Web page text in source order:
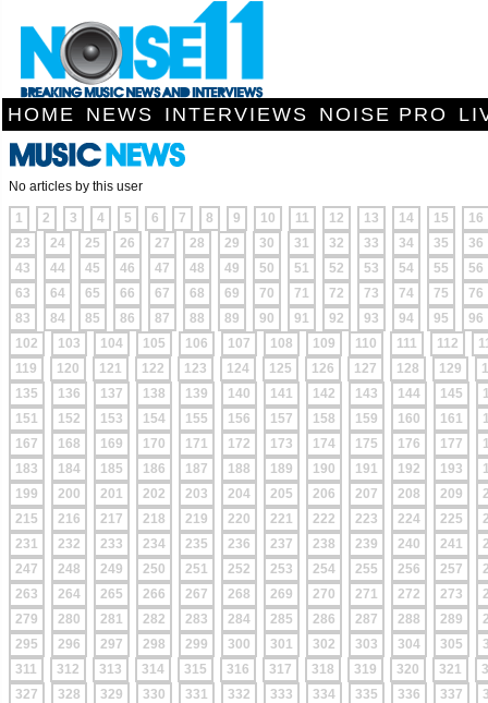
HOME NEWS INTERVIEWS NOISE PRO
No articles by this user
1 2 3 4 5 6 7 8 9 10 11 12 13 14 15
16
23
24 25 26 27 28 29 30 31 32 33 34 35
36
43
44 45 46 47 48 49 50 51 52 53 54 55
56
63
64 65 66 67 68 69 70 71 72 73 74 75
76
83
84 85 86 87 88 89 90 91 92 93 94 95
96
102
103 104 105 106 107 108 109 110 111 112
119
120 121 122 123 124 125 126 127 128 129
135
136 137 138 139 140 141 142 143 144 145
151
152 153 154 155 156 157 158 159 160 161
167
168 169 170 171 172 173 174 175 176 177
183
184 185 186 187 188 189 190 191 192 193
199
200 201 202 203 204 205 206 207 208 209
215
216 217 218 219 220 221 222 223 224 225
231
232 233 234 235 236 237 238 239 240 241
247
248 249 250 251 252 253 254 255 256 257
263
264 265 266 267 268 269 270 271 272 273
279
280 281 282 283 284 285 286 287 288 289
295
296 297 298 299 300 301 302 303 304 305
311
312 313 314 315 316 317 318 319 320 321
327
328 329 330 331 332 333 334 335 336 337